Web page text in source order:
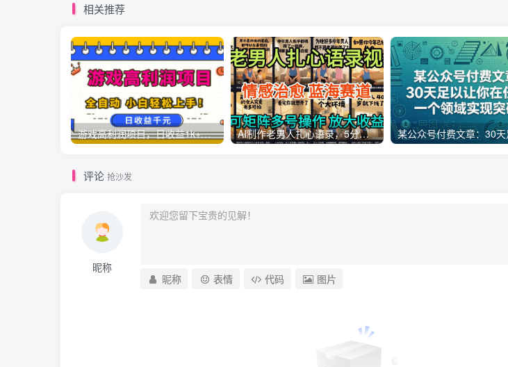
相关推荐
游戏高利润项目，日收益1k+，全自动，无需值守，解放双手，小白轻松上手【揭秘】 AI制作老男人扎心语录，5分钟一条，操作简单，流量非常大，保姆级教程
评论 抢沙发
昵称
昵称 表情 代码 图片